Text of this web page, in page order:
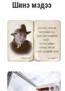
Шинэ мэдээ